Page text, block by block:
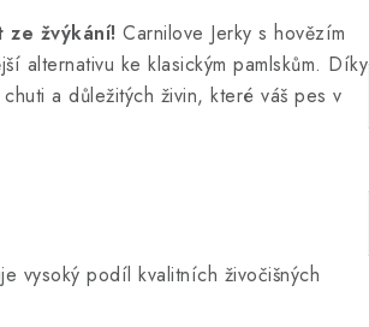
ze žvýkání! Carnilove Jerky s hovězím
alternativu ke klasickým pamlskům. Díky
a důležitých živin, které váš pes v
vysoký podíl kvalitních živočišných